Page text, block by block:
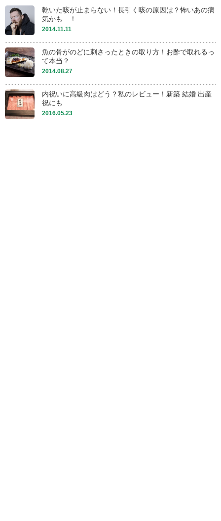
乾いた咳が止まらない！長引く咳の原因は？怖いあの病
気かも…！
2014.11.11
魚の骨がのどに刺さったときの取り方！お酢で取れるっ
て本当？
2014.08.27
内祝いに高級肉はどう？私のレビュー！新築 結婚 出産
祝にも
2016.05.23